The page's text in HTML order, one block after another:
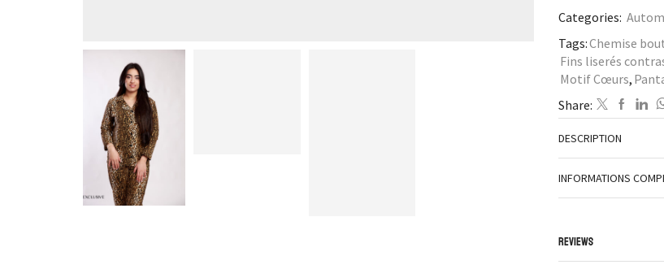
Categories:
Tags:Chemise
Fins liserés
Motif Cœurs,
Share:
DESCRIPTION
INFORMATIONS
REVIEWS